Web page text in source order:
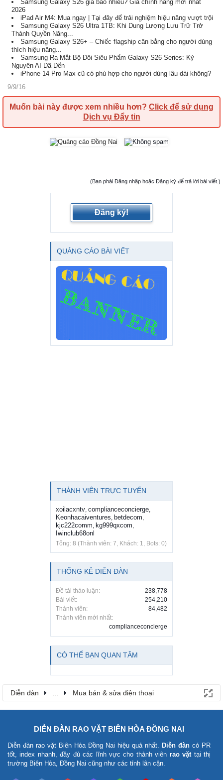
Samsung Galaxy S26 giá bao nhiêu? Giá chính hãng mới nhất
2026
iPad Air M4: Mua ngay | Tại đây để trải nghiệm hiệu năng vượt trội
Samsung Galaxy S26 Ultra 1TB: Khi Dung Lượng Lưu Trữ Trở
Thành Quyền Năng...
Samsung Galaxy S26+ – Chiếc flagship cân bằng cho người dùng
thích hiệu năng...
Samsung Ra Mắt Bộ Đôi Siêu Phẩm Galaxy S26 Series: Kỷ
Nguyên AI Đã Đến
iPhone 14 Pro Max cũ có phù hợp cho người dùng lâu dài không?
9/9/16
Muốn bài này được xem nhiều hơn? Click để sử dụng
Dịch vụ Đẩy tin
(Bạn phải Đăng nhập hoặc Đăng ký để trả lời bài viết.)
Đăng ký!
QUẢNG CÁO BÀI VIẾT
THÀNH VIÊN TRỰC TUYẾN
xoilacxntv, complianceconcierge,
Keonhacaiventures, betdecom,
kjc222comm, kg999qxcom,
Iwinclub68onl
Tổng: 8 (Thành viên: 7, Khách: 1, Bots: 0)
THỐNG KÊ DIỄN ĐÀN
Đề tài thảo luận:
238,778
Bài viết:
254,210
Thành viên:
84,482
Thành viên mới nhất:
complianceconcierge
CÓ THỂ BẠN QUAN TÂM
Diễn đàn ... Mua bán & sửa điện thoại
DIỄN ĐÀN RAO VẶT BIÊN HÒA ĐỒNG NAI
Diễn đàn rao vặt Biên Hòa Đồng Nai hiệu quả nhất. Diễn đàn có PR
tốt, index nhanh, đầy đủ các lĩnh vực cho thành viên rao vặttại thị
trường Biên Hòa, Đồng Nai cũng như các tỉnh lân cận.